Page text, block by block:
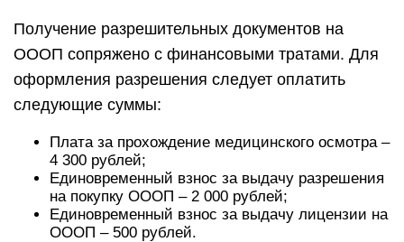
Получение разрешительных документов на
ОООП сопряжено с финансовыми тратами. Для
оформления разрешения следует оплатить
следующие суммы:
Плата за прохождение медицинского осмотра –
4 300 рублей;
Единовременный взнос за выдачу разрешения
на покупку ОООП – 2 000 рублей;
Единовременный взнос за выдачу лицензии на
ОООП – 500 рублей.